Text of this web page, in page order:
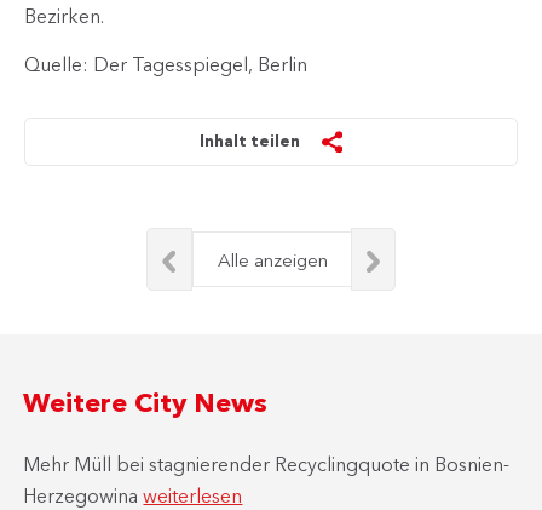
Bezirken.​
Quelle: Der Tagesspiegel, Berlin
Inhalt teilen
Alle anzeigen
Weitere City News
Mehr Müll bei stagnierender Recyclingquote in Bosnien-
Herzegowinaweiterlesen